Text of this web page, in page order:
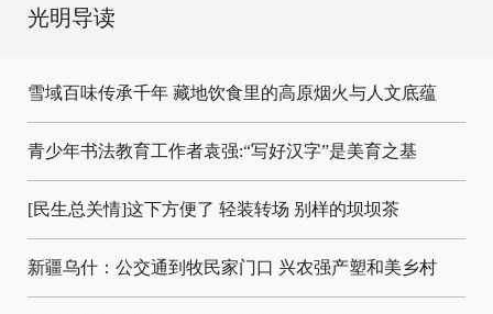
光明导读
雪域百味传承千年 藏地饮食里的高原烟火与人文底蕴
青少年书法教育工作者袁强:“写好汉字”是美育之基
[民生总关情]这下方便了 轻装转场 别样的坝坝茶
新疆乌什：公交通到牧民家门口 兴农强产塑和美乡村